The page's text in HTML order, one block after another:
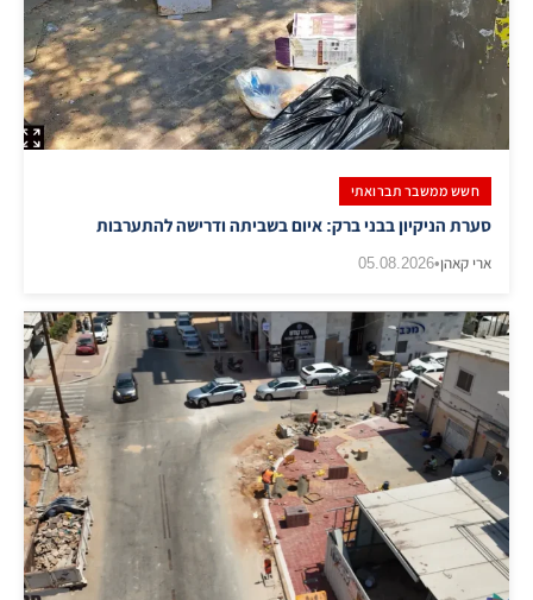
חשש ממשבר תברואתי
סערת הניקיון בבני ברק: איום בשביתה ודרישה להתערבות
ארי קאהן•
05.08.2026